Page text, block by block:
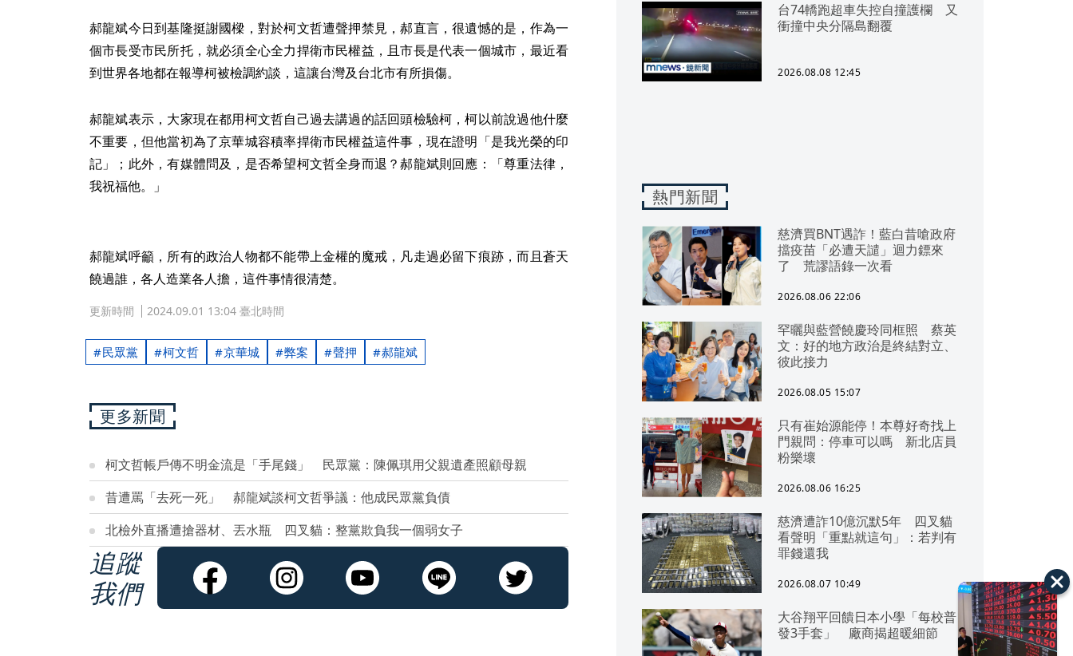
郝龍斌今日到基隆挺謝國樑，對於柯文哲遭聲押禁見，郝直言，很遺憾的是，作為一
個市長受市民所托，就必須全心全力捍衛市民權益，且市長是代表一個城市，最近看
到世界各地都在報導柯被檢調約談，這讓台灣及台北市有所損傷。
郝龍斌表示，大家現在都用柯文哲自己過去講過的話回頭檢驗柯，柯以前說過他什麼
不重要，但他當初為了京華城容積率捍衛市民權益這件事，現在證明「是我光榮的印
記」；此外，有媒體問及，是否希望柯文哲全身而退？郝龍斌則回應：「尊重法律，
我祝福他。」
郝龍斌呼籲，所有的政治人物都不能帶上金權的魔戒，凡走過必留下痕跡，而且蒼天
饒過誰，各人造業各人擔，這件事情很清楚。
更新時間 2024.09.01 13:04 臺北時間
民眾黨 柯文哲 京華城 弊案 聲押 郝龍斌
更多新聞
柯文哲帳戶傳不明金流是「手尾錢」 民眾黨：陳佩琪用父親遺產照顧母親
昔遭罵「去死一死」 郝龍斌談柯文哲爭議：他成民眾黨負債
北檢外直播遭搶器材、丟水瓶 四叉貓：整黨欺負我一個弱女子
追蹤
我們
台74轎跑超車失控自撞護欄 又
衝撞中央分隔島翻覆
2026.08.08 12:45
熱門新聞
慈濟買BNT遇詐！藍白昔嗆政府
擋疫苗「必遭天譴」迴力鏢來
了 荒謬語錄一次看
2026.08.06 22:06
罕曬與藍營饒慶玲同框照 蔡英
文：好的地方政治是終結對立、
彼此接力
2026.08.05 15:07
只有崔始源能停！本尊好奇找上
門親問：停車可以嗎 新北店員
粉樂壞
2026.08.06 16:25
慈濟遭詐10億沉默5年 四叉貓
看聲明「重點就這句」：若判有
罪錢還我
2026.08.07 10:49
大谷翔平回饋日本小學「每校普
發3手套」 廠商揭超暖細節